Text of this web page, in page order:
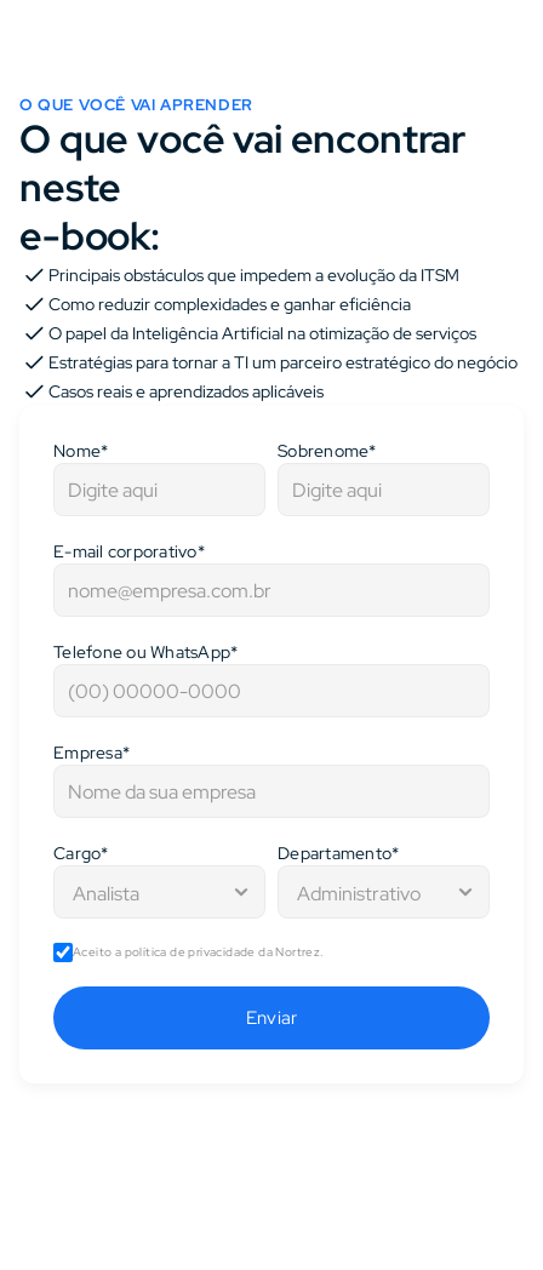
O QUE VOCÊ VAI APRENDER
O que você vai encontrar
neste
e-book:
Principais obstáculos que impedem a evolução da ITSM
Como reduzir complexidades e ganhar eficiência
O papel da Inteligência Artificial na otimização de serviços
Estratégias para tornar a TI um parceiro estratégico do negócio
Casos reais e aprendizados aplicáveis
Nome* Sobrenome*
E-mail corporativo*
Telefone ou WhatsApp*
Empresa*
Cargo* Departamento*
Aceito a política de privacidade da Nortrez.
Enviar